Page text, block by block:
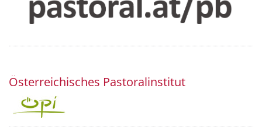
Österreichisches Pastoralinstitut